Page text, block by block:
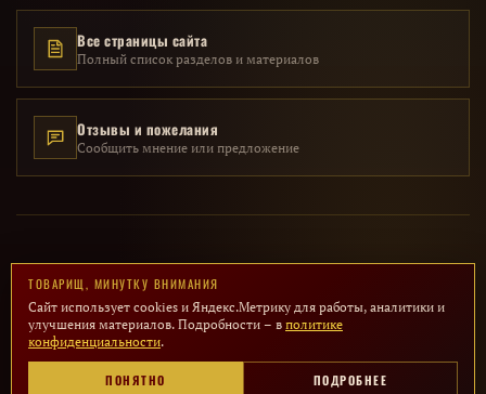
Все страницы сайта
Полный список разделов и материалов
Отзывы и пожелания
Сообщить мнение или предложение
© 2014 – 2026 · Исторический проект «Мой СССР» · Все материалы
представлены в образовательных целях
ПОЛИТИКА КОНФИДЕНЦИАЛЬНОСТИ
Сайт не имеет политической окраски и посвящён сохранению исторической
памяти. Все товарные знаки принадлежат их правообладателям.
ТОВАРИЩ, МИНУТКУ ВНИМАНИЯ
Сайт использует cookies и Яндекс.Метрику для работы, аналитики и
улучшения материалов. Подробности – в политике
конфиденциальности.
ПОНЯТНО ПОДРОБНЕЕ